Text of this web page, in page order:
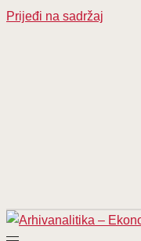
Prijeđi na sadržaj